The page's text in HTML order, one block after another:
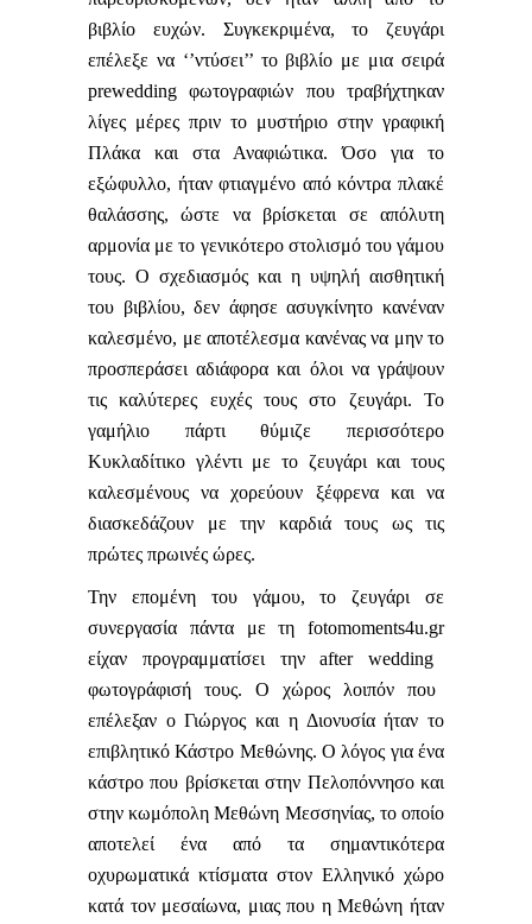
βιβλίο ευχών. Συγκεκριμένα, το ζευγάρι
επέλεξε να ‘’ντύσει’’ το βιβλίο με μια σειρά
prewedding φωτογραφιών που τραβήχτηκαν
λίγες μέρες πριν το μυστήριο στην γραφική
Πλάκα και στα Αναφιώτικα. Όσο για το
εξώφυλλο, ήταν φτιαγμένο από κόντρα πλακέ
θαλάσσης, ώστε να βρίσκεται σε απόλυτη
αρμονία με το γενικότερο στολισμό του γάμου
τους. Ο σχεδιασμός και η υψηλή αισθητική
του βιβλίου, δεν άφησε ασυγκίνητο κανέναν
καλεσμένο, με αποτέλεσμα κανένας να μην το
προσπεράσει αδιάφορα και όλοι να γράψουν
τις καλύτερες ευχές τους στο ζευγάρι. Το
γαμήλιο πάρτι θύμιζε περισσότερο
Κυκλαδίτικο γλέντι με το ζευγάρι και τους
καλεσμένους να χορεύουν ξέφρενα και να
διασκεδάζουν με την καρδιά τους ως τις
πρώτες πρωινές ώρες.
Την επομένη του γάμου, το ζευγάρι σε
συνεργασία πάντα με τη fotomoments4u.gr
είχαν προγραμματίσει τηνafter
wedding
φωτογράφισή τους. Ο χώρος λοιπόν που
επέλεξαν ο Γιώργος και η Διονυσία ήταν το
επιβλητικό Κάστρο Μεθώνης. Ο λόγος για ένα
κάστρο που βρίσκεται στην Πελοπόννησο και
στην κωμόπολη Μεθώνη Μεσσηνίας, το οποίο
αποτελεί ένα από τα σημαντικότερα
οχυρωματικά κτίσματα στον Ελληνικό χώρο
κατά τον μεσαίωνα, μιας που η Μεθώνη ήταν